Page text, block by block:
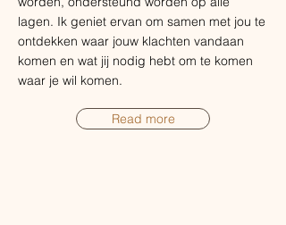
lagen. Ik geniet ervan om samen met jou te
ontdekken waar jouw klachten vandaan
komen en wat jij nodig hebt om te komen
waar je wil komen.
Read more